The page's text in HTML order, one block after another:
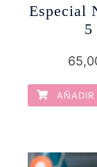
Especial
5
AÑADIR